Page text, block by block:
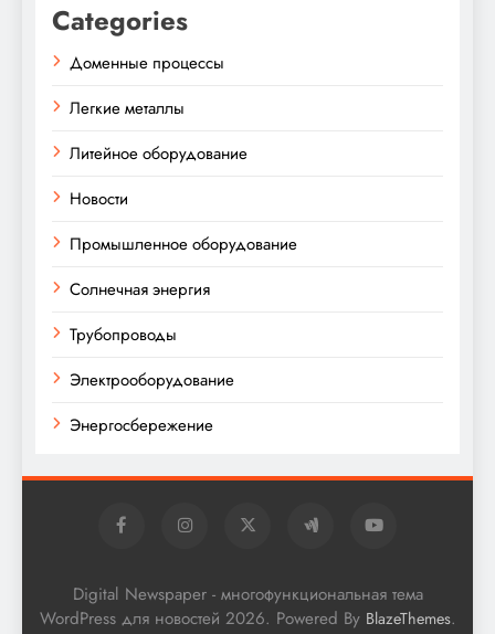
Categories
Доменные процессы
Легкие металлы
Литейное оборудование
Новости
Промышленное оборудование
Солнечная энергия
Трубопроводы
Электрооборудование
Энергосбережение
Digital Newspaper - многофункциональная тема
WordPress для новостей 2026. Powered By BlazeThemes.